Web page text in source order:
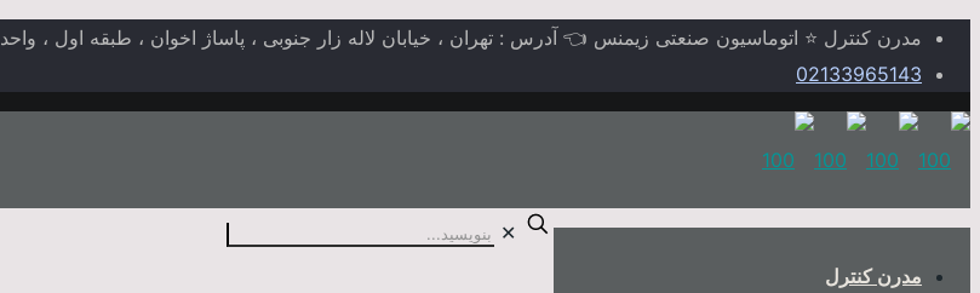
مدرن کنترل ⭐ اتوماسیون صنعتی زیمنس 👈 آدرس : تهران ، خیابان لاله زار جنوبی ، پاساژ اخوان ، طبقه اول ، واحد ۳۳ .
02133965143
مدرن کنترل
✕